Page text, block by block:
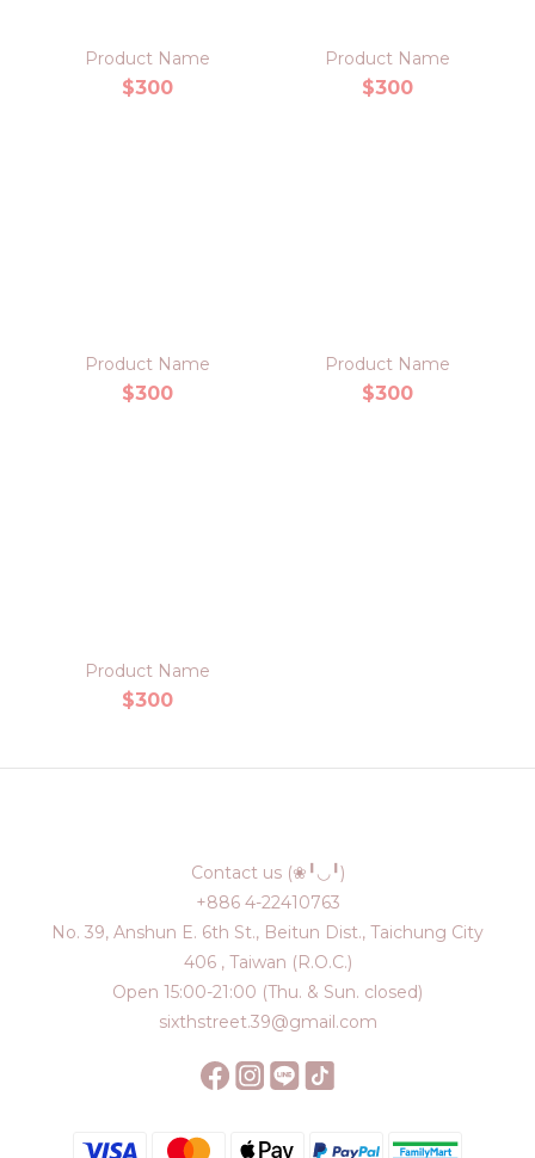
Product Name
$300
Product Name
$300
Product Name
$300
Product Name
$300
Product Name
$300
Contact us (❀╹◡╹)
+886 4-22410763
No. 39, Anshun E. 6th St., Beitun Dist., Taichung City
406 , Taiwan (R.O.C.)
Open 15:00-21:00 (Thu. & Sun. closed)
sixthstreet.39@gmail.com